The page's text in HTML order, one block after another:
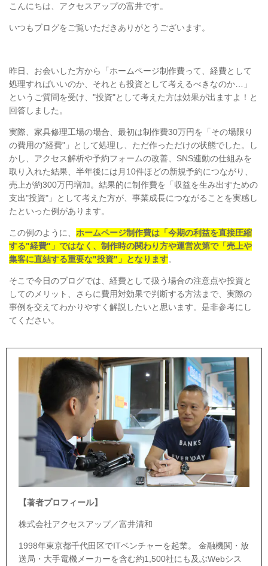
こんにちは、アクセスアップの富井です。
いつもブログをご覧いただきありがとうございます。
昨日、お会いした方から「ホームページ制作費って、経費として
処理すればいいのか、それとも投資として考えるべきなのか…」
というご質問を受け、"投資"として考えた方は効果が出ますよ！と
回答しました。
実際、家具修理工場の場合、最初は制作費30万円を「その場限り
の費用の"経費"」として処理し、ただ作っただけの状態でした。し
かし、アクセス解析や予約フォームの改善、SNS連動の仕組みを
取り入れた結果、半年後には月10件ほどの新規予約につながり、
売上が約300万円増加。結果的に制作費を「収益を生み出すための
支出"投資"」として考えた方が、事業成長につながることを実感し
たといった例があります。
この例のように、 ホームページ制作費は「今期の利益を直接圧縮
する"経費"」ではなく、制作時の関わり方や運営次第で「売上や
集客に直結する重要な"投資"」となります。
そこで今日のブログでは、経費として扱う場合の注意点や投資と
してのメリット、さらに費用対効果で判断する方法まで、実際の
事例を交えてわかりやすく解説したいと思います。是非参考にし
てください。
【著者プロフィール】
株式会社アクセスアップ／富井清和
1998年東京都千代田区でITベンチャーを起業。 金融機関・放
送局・大手電機メーカーを含む約1,500社にも及ぶWebシス